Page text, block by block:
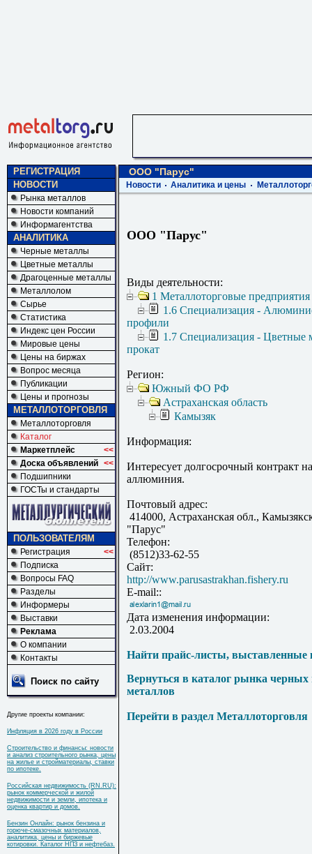
РЕГИСТРАЦИЯ
НОВОСТИ
Рынка металлов
Новости компаний
Информагентства
АНАЛИТИКА
Черные металлы
Цветные металлы
Драгоценные металлы
Металлолом
Сырье
Статистика
Индекс цен России
Мировые цены
Цены на биржах
Вопрос месяца
Публикации
Цены и прогнозы
МЕТАЛЛОТОРГОВЛЯ
Металлоторговля
Каталог
Маркетплейс
<<
Доска объявлений <<
Подшипники
ГОСТы и стандарты
ПОЛЬЗОВАТЕЛЯМ
Регистрация
<<
Подписка
Вопросы FAQ
Разделы
Информеры
Выставки
Реклама
О компании
Контакты
Поиск по сайту
Другие проекты компании:
Инфляция в 2026 году в России
Строительство и финансы: новости
и анализ строительного рынка, цены
на жилье и стройматериалы, ставки
по ипотеке.
Российская недвижимость (RN.RU):
рынок коммерческой и жилой
недвижимости и земли, ипотека и
оценка квартир и домов.
Бензин Онлайн: рынок бензина и
горюче-смазочных материалов,
аналитика, цены и биржевые
котировки. Каталог НПЗ и нефтебаз.
ООО "Парус"
Новости Аналитика и цены
ООО "Парус"
Виды деятельности:
1 Металлоторговые
1.6 Специализация -
профили
1.7 Специализация - Цветные
прокат
Регион:
Южный ФО РФ
Астраханская область
Камызяк
Информация:
Интересует долгосрочный контракт
аллюминия.
Почтовый адрес:
414000, Астраханская обл.,
"Парус"
Телефон:
(8512)33-62-55
Сайт:
http://www.parusastrakhan.fishery.ru
E-mail::
Дата изменения информации:
2.03.2004
Найти прайс-листы, выставленные
Вернуться в каталог рынка
металлов
Перейти в раздел Металлоторговля